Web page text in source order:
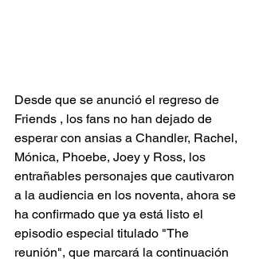
Desde que se anunció el regreso de
Friends , los fans no han dejado de
esperar con ansias a Chandler, Rachel,
Mónica, Phoebe, Joey y Ross, los
entrañables personajes que cautivaron
a la audiencia en los noventa, ahora se
ha confirmado que ya está listo el
episodio especial titulado "The
reunión", que marcará la continuación